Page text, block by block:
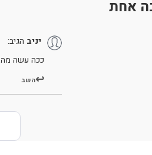
אחת
יניב הגיב:
ככה עשה
השב